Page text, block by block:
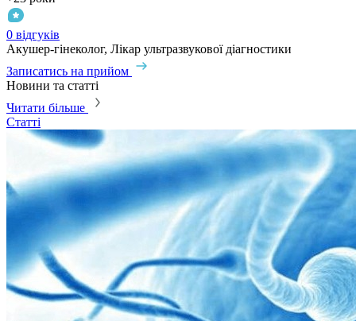
0 відгуків
Акушер-гінеколог, Лікар ультразвукової діагностики
Записатись на прийом
Новини та статті
Читати більше
Статті